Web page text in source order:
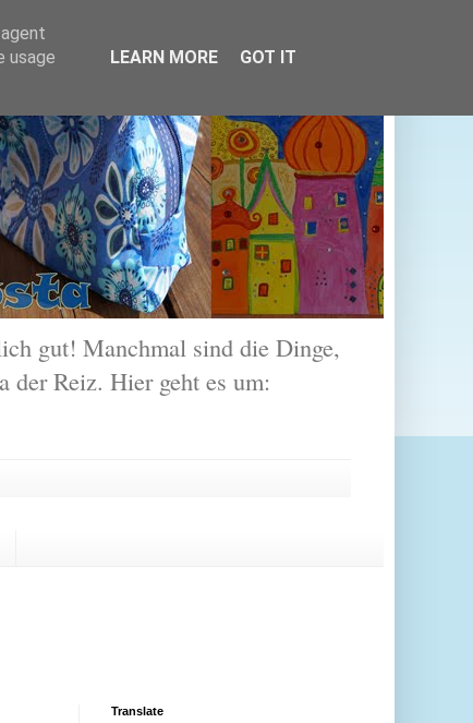
gut! Manchmal sind die Dinge,
der Reiz. Hier geht es um:
Translate
usage
LEARN MORE GOT IT